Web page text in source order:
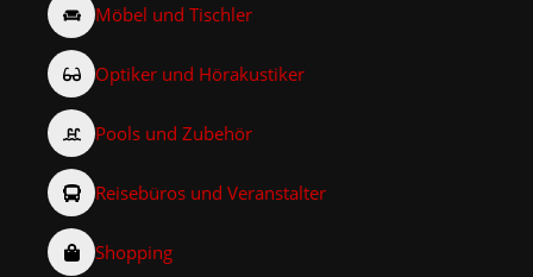
Möbel und Tischler
Optiker und Hörakustiker
Pools und Zubehör
Reisebüros und Veranstalter
Shopping